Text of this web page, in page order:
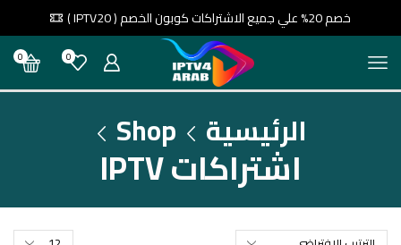
خصم 20% علي جميع الاشتراكات كوبون الخصم ( IPTV20 )
0
0
الرئيسية Shop
اشتراكات IPTV